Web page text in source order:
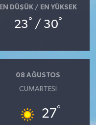
EN DÜŞÜK / EN YÜKSEK
23° / 30°
08 AĞUSTOS
CUMARTESI
27°